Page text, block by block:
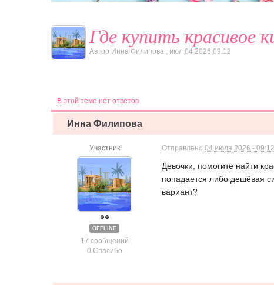
Где купить красивое
Автор Инна Филипова июл 04 2026 09:12
В этой теме нет ответов
Инна Филипова
Участник
OFFLINE
17 сообщений
0 Спасибо
Отправлено04 июля 2026 - 09:12
Девочки, помогите найти
попадается либо дешёвая
вариант?